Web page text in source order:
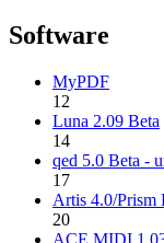
Software
MyPDF
12
Luna 2.09 Beta
14
qed 5.0 Beta -
17
Artis 4.0/Prism
20
ACE MIDI